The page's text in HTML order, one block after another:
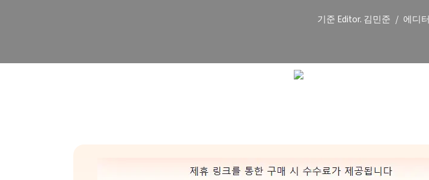
기준 Editor. 김민준 에디